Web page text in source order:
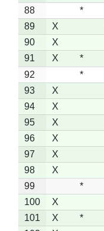
88
*
89
X
90
X
91
X *
92
*
93
X
94
X
95
X
96
X
97
X
98
X
99
*
100
X
101
X *